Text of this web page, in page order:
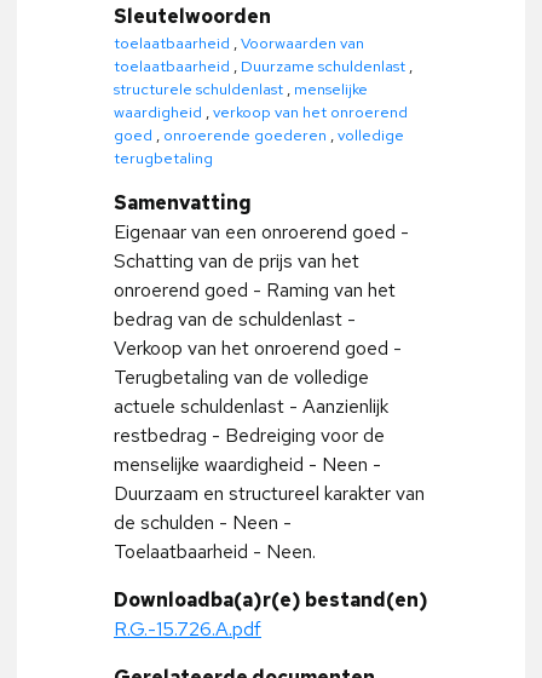
Sleutelwoorden
toelaatbaarheid ,Voorwaarden van
toelaatbaarheid , Duurzame schuldenlast ,
structurele schuldenlast , menselijke
waardigheid ,verkoop van het onroerend
goed , onroerende goederen ,volledige
terugbetaling
Samenvatting
Eigenaar van een onroerend goed -
Schatting van de prijs van het
onroerend goed - Raming van het
bedrag van de schuldenlast -
Verkoop van het onroerend goed -
Terugbetaling van de volledige
actuele schuldenlast - Aanzienlijk
restbedrag - Bedreiging voor de
menselijke waardigheid - Neen -
Duurzaam en structureel karakter van
de schulden - Neen -
Toelaatbaarheid - Neen.
Downloadba(a)r(e) bestand(en)
R.G.-15.726.A.pdf